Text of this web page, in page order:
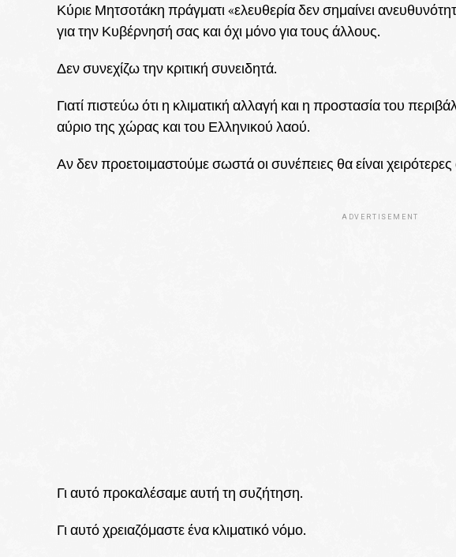
Κύριε Μητσοτάκη πράγματι «ελευθερία δεν σημαίνει
για την Κυβέρνησή σας και όχι μόνο για τους άλλους.
Δεν συνεχίζω την κριτική συνειδητά.
Γιατί πιστεύω ότι η κλιματική αλλαγή και η προστασία του
αύριο της χώρας και του Ελληνικού λαού.
Αν δεν προετοιμαστούμε σωστά οι συνέπειες θα είναι
ADVERTISEMENT
Γι αυτό προκαλέσαμε αυτή τη συζήτηση.
Γι αυτό χρειαζόμαστε ένα κλιματικό νόμο.